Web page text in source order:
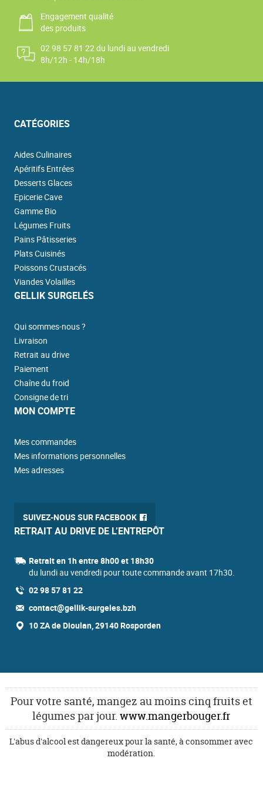
Engagement qualité
des produits
02 98 57 81 22 du lundi au vendredi
8h/12h - 14h/18h
CATÉGORIES
Aides Culinaires
Apéritifs Entrées
Desserts Glaces
Epicerie Cave
Gamme Bio
Légumes Fruits
Pains Pâtisseries
Plats Cuisinés
Poissons Crustacés
Viandes Volailles
GELLIK SURGELÉS
Qui sommes-nous ?
Livraison
Retrait au drive
Paiement
Chaîne du froid
Consigne de tri
MON COMPTE
Mes commandes
Mes informations personnelles
Mes adresses
SUIVEZ-NOUS SUR FACEBOOK
RETRAIT AU DRIVE DE L’ENTREPÔT
Retrait en 1h entre 8h00 et 18h30
du lundi au vendredi pour toute commande avant 17h30.
02 98 57 81 22
contact@gellik-surgeles.bzh
10 ZA de Dioulan, 29140 Rosporden
Pour votre santé, mangez au moins cinq fruits et
légumes par jour.www.mangerbouger.fr
L'abus d'alcool est dangereux pour la santé, à consommer avec
modération.